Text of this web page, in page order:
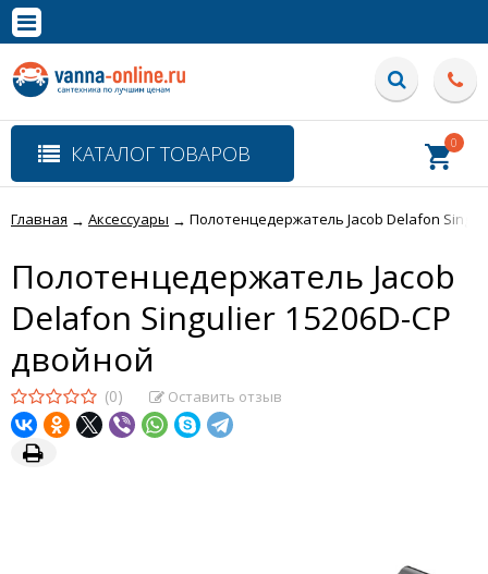
Полная версия сайта
КАТАЛОГ ТОВАРОВ 0
Главная → Аксессуары → Полотенцедержатель Jacob Delafon
Полотенцедержатель Jacob
Delafon Singulier 15206D-CP
двойной
(0) Оставить отзыв